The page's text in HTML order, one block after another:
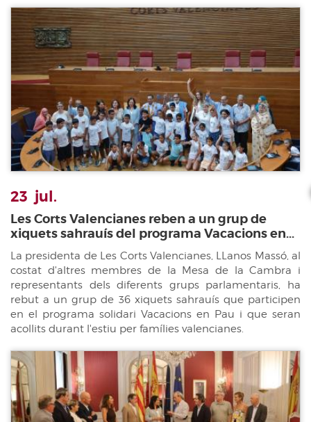
23 jul.
Les Corts Valencianes reben a un grup de
xiquets sahrauís del programa Vacacions en...
La presidenta de Les Corts Valencianes, LLanos Massó, al
costat d'altres membres de la Mesa de la Cambra i
representants dels diferents grups parlamentaris, ha
rebut a un grup de 36 xiquets sahrauís que participen
en el programa solidari Vacacions en Pau i que seran
acollits durant l'estiu per famílies valencianes.